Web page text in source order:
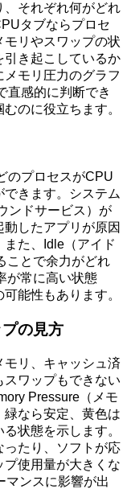
、それぞれ何がどれ
タブならプロセ
モリやスワップの状
引き起こしているか
モリ圧力のグラフ
直感的に判断でき
のに役立ちます。
のプロセスがCPU
きます。システム
ンドサービス）が
したアプリが原因
た、Idle（アイド
ことで余力がどれ
が常に高い状態
能性もあります。
の見方
モリ、キャッシュ済
ワップもできない
Pressure（メモ
緑なら安定、黄色は
状態を示します。
ったり、ソフトが応
使用量が大きくな
マンスに影響が出